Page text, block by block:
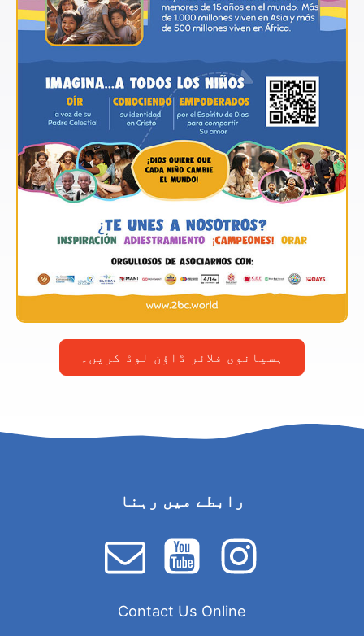
ہسپانوی فلائر ڈاؤن لوڈ کریں۔
رابطے میں رہنا
Contact Us Online